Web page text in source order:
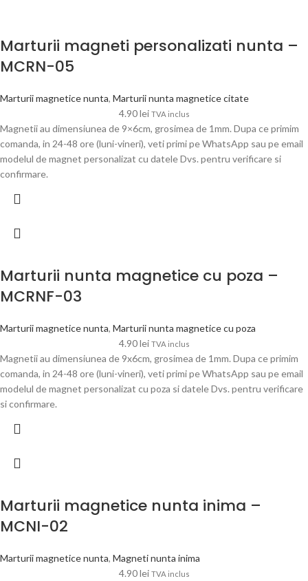
Marturii magneti personalizati nunta –
MCRN-05
Marturii magnetice nunta, Marturii nunta magnetice citate
4.90lei TVA inclus
Magnetii au dimensiunea de 9×6cm, grosimea de 1mm. Dupa ce primim
comanda, in 24-48 ore (luni-vineri), veti primi pe WhatsApp sau pe email
modelul de magnet personalizat cu datele Dvs. pentru verificare si
confirmare.
Marturii nunta magnetice cu poza –
MCRNF-03
Marturii magnetice nunta, Marturii nunta magnetice cu poza
4.90lei TVA inclus
Magnetii au dimensiunea de 9x6cm, grosimea de 1mm. Dupa ce primim
comanda, in 24-48 ore (luni-vineri), veti primi pe WhatsApp sau pe email
modelul de magnet personalizat cu poza si datele Dvs. pentru verificare
si confirmare.
Marturii magnetice nunta inima –
MCNI-02
Marturii magnetice nunta, Magneti nunta inima
4.90lei TVA inclus